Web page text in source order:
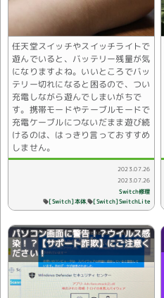
任天堂スイッチやスイッチライトで
遊んでいると、バッテリー残量が気
になりますよね。いいところでバッ
テリー切れになると困るので、つい
充電しながら遊んでしまいがちで
す。携帯モードやテーブルモードで
充電ケーブルにつないだまま遊び続
けるのは、はっきり言っておすすめ
しません。
2023.07.26
2023.07.26
Switch修理
[Switch]本体 [Switch]SwitchLite
パソコン画面に警告！？ウイルス感
染！？【サポート詐欺】にご注意く
ださい！